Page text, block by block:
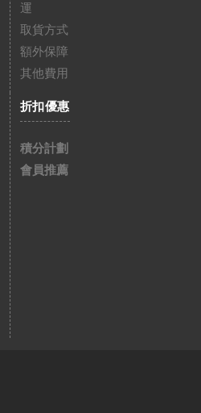
運
取貨方式
額外保障
其他費用
折扣優惠
積分計劃
會員推薦